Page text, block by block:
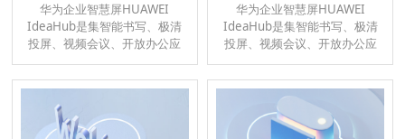
华为企业智慧屏HUAWEI
IdeaHub是集智能书写、极清
投屏、视频会议、开放办公应
用市场为一体的智能终端产
品，是面向企业团队协作的新
室、经理室、开放办公区等多
场景的智慧办公需求。
华为企业智慧屏HUAWEI
IdeaHub是集智能书写、极清
投屏、视频会议、开放办公应
用市场为一体的智能终端产
品，是面向企业团队协作的新
终端品类，可以满足企业会议
室、经理室、开放办公区等多
场景的智慧办公需求。